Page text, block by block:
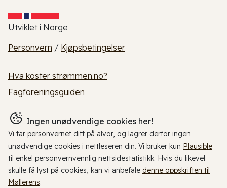
Utviklet i Norge
Personvern / Kjøpsbetingelser
Hva koster strømmen.no?
Fagforeningsguiden
Ingen unødvendige cookies her!
Vi tar personvernet ditt på alvor, og lagrer derfor ingen
unødvendige cookies i nettleseren din. Vi bruker kun Plausible
til enkel personvernvennlig nettsidestatistikk. Hvis du likevel
skulle få lyst på cookies, kan vi anbefale denne oppskriften til
Møllerens.